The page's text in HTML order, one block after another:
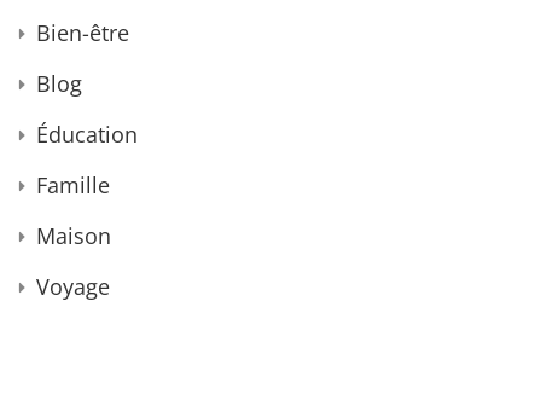
Bien-être
Blog
Éducation
Famille
Maison
Voyage